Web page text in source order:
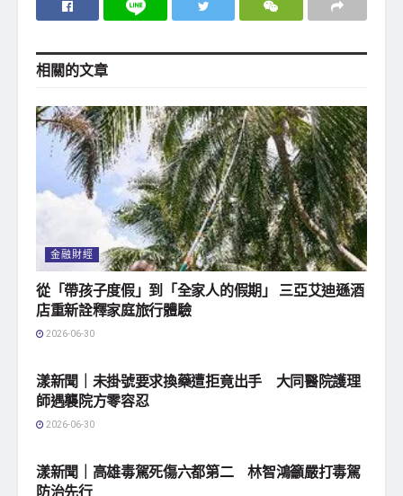
相關的文章
金融財經
從「帶孩子度假」到「全家人的假期」 三亞艾迪遜酒
店重新詮釋家庭旅行體驗
2026-06-30
漾新聞｜未掛號要求換藥遭拒竟出手 大同醫院護理
師遇襲院方零容忍
2026-06-30
漾新聞｜高雄毒駕死傷六都第二 林智鴻籲嚴打毒駕
防治先行